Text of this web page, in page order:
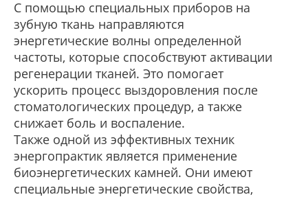
С помощью специальных приборов на
зубную ткань направляются
энергетические волны определенной
частоты, которые способствуют активации
регенерации тканей. Это помогает
ускорить процесс выздоровления после
стоматологических процедур, а также
снижает боль и воспаление.
Также одной из эффективных техник
энергопрактик является применение
биоэнергетических камней. Они имеют
специальные энергетические свойства,